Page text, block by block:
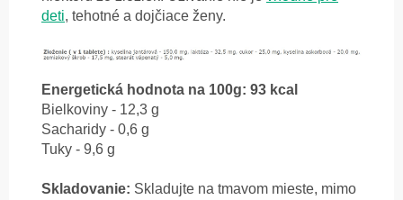
deti, tehotné a dojčiace ženy.
Energetická hodnota na 100g: 93 kcal
Bielkoviny - 12,3 g
Sacharidy - 0,6 g
Tuky - 9,6 g
Skladovanie: Skladujte na tmavom mieste, mimo